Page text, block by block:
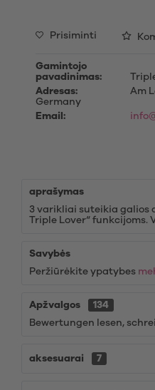
Prisiminti
Gamintojo
pavadinimas:
Adresas:
Am
Germany
Email:
aprašymas
3 varikliai suteikia galios
Triple Lover“ funkcijoms.
Savybės
Peržiūrėkite ypatybes
Apžvalgos
134
Bewertungen lesen,
aksesuarai 7